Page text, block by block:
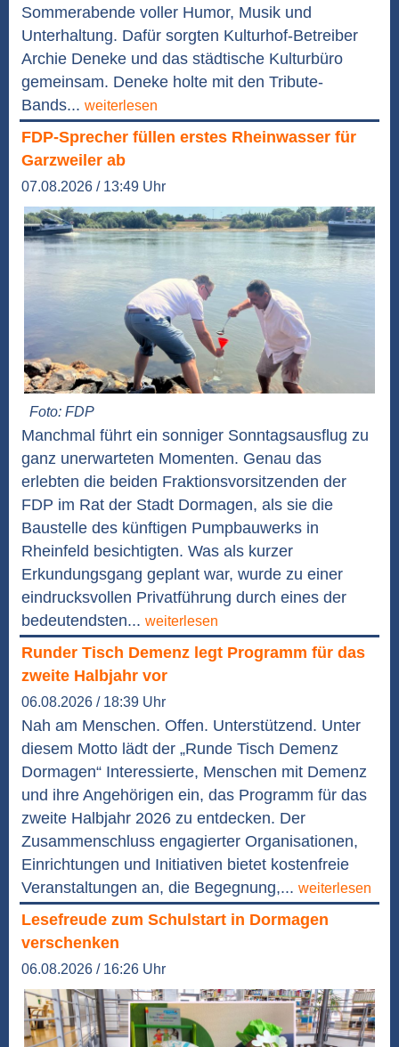
Sommerabende voller Humor, Musik und
Unterhaltung. Dafür sorgten Kulturhof-Betreiber
Archie Deneke und das städtische Kulturbüro
gemeinsam. Deneke holte mit den Tribute-
Bands... weiterlesen
FDP-Sprecher füllen erstes Rheinwasser für
Garzweiler ab
07.08.2026 / 13:49 Uhr
Foto: FDP
Manchmal führt ein sonniger Sonntagsausflug zu
ganz unerwarteten Momenten. Genau das
erlebten die beiden Fraktionsvorsitzenden der
FDP im Rat der Stadt Dormagen, als sie die
Baustelle des künftigen Pumpbauwerks in
Rheinfeld besichtigten. Was als kurzer
Erkundungsgang geplant war, wurde zu einer
eindrucksvollen Privatführung durch eines der
bedeutendsten... weiterlesen
Runder Tisch Demenz legt Programm für das
zweite Halbjahr vor
06.08.2026 / 18:39 Uhr
Nah am Menschen. Offen. Unterstützend. Unter
diesem Motto lädt der „Runde Tisch Demenz
Dormagen“ Interessierte, Menschen mit Demenz
und ihre Angehörigen ein, das Programm für das
zweite Halbjahr 2026 zu entdecken. Der
Zusammenschluss engagierter Organisationen,
Einrichtungen und Initiativen bietet kostenfreie
Veranstaltungen an, die Begegnung,... weiterlesen
Lesefreude zum Schulstart in Dormagen
verschenken
06.08.2026 / 16:26 Uhr